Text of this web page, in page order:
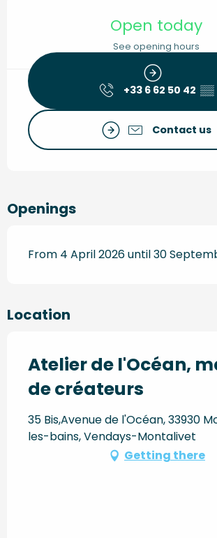
Open today
See opening hours
+33 6 62 50 42 ▒▒
Contact us
Openings
From 4 April 2026 until 30
Location
Atelier de l'Océan,
de créateurs
35 Bis,Avenue de l'Océan, 33930
les-bains, Vendays-Montalivet
Getting there